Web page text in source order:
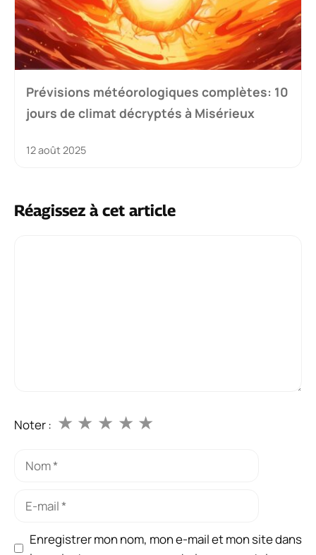
Prévisions météorologiques complètes: 10
jours de climat décryptés à Misérieux
12 août 2025
Réagissez à cet article
Noter : ★
★
★
★
★
Nom
Enregistrer mon nom, mon e-mail et mon site dans